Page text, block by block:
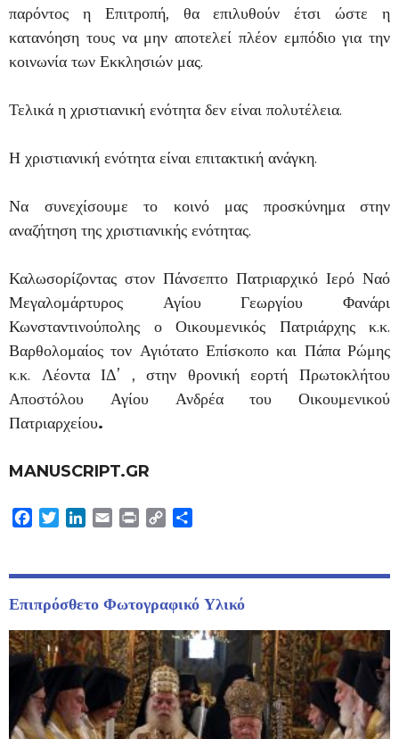
παρόντος η Επιτροπή, θα επιλυθούν έτσι ώστε η
κατανόηση τους να μην αποτελεί πλέον εμπόδιο για την
κοινωνία των Εκκλησιών μας.
Τελικά η χριστιανική ενότητα δεν είναι πολυτέλεια.
Η χριστιανική ενότητα είναι επιτακτική ανάγκη.
Να συνεχίσουμε το κοινό μας προσκύνημα στην
αναζήτηση της χριστιανικής ενότητας.
Καλωσορίζοντας στον Πάνσεπτο Πατριαρχικό Ιερό Ναό
Μεγαλομάρτυρος Αγίου Γεωργίου Φανάρι
Κωνσταντινούπολης ο Οικουμενικός Πατριάρχης κ.κ.
Βαρθολομαίος τον Αγιότατο Επίσκοπο και Πάπα Ρώμης
κ.κ. Λέοντα ΙΔ’ , στην θρονική εορτή Πρωτοκλήτου
Αποστόλου Αγίου Ανδρέα του Οικουμενικού
Πατριαρχείου.
MANUSCRIPT.GR
Facebook
TwitterLinkedIn
EmailPrint Copy
Επιπρόσθετο Φωτογραφικό Υλικό